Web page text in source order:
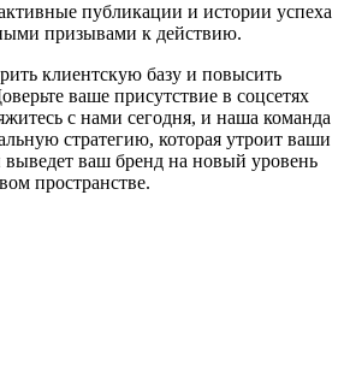
публикации и истории успеха
призывами к действию.
клиентскую базу и повысить
ваше присутствие в соцсетях
с нами сегодня, и наша команда
стратегию, которая утроит ваши
ваш бренд на новый уровень
пространстве.